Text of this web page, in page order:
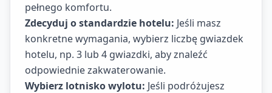
pełnego komfortu.
Zdecyduj o standardzie hotelu: Jeśli masz
konkretne wymagania, wybierz liczbę gwiazdek
hotelu, np. 3 lub 4 gwiazdki, aby znaleźć
odpowiednie zakwaterowanie.
Wybierz lotnisko wylotu: Jeśli podróżujesz